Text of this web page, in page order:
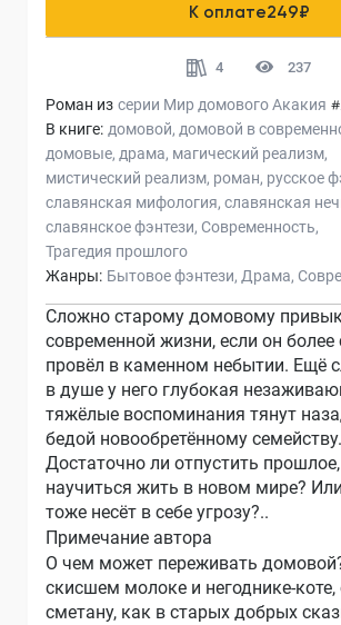
К оплате249₽
4 237
Роман из серии Мир домового Акакия
В книге: домовой домовой в
домовые драма магический реализм
мистический реализм роман русское
славянская мифология славянская
славянское фэнтези Современность
Трагедия прошлого
Жанры: Бытовое фэнтези Драма
Сложно старому домовому
современной жизни, если он более
провёл в каменном небытии. Ещё
в душе у него глубокая
тяжёлые воспоминания тянут
бедой новообретённому семейству.
Достаточно ли отпустить
научиться жить в новом мире?
тоже несёт в себе угрозу?..
Примечание автора
О чем может переживать
скисшем молоке и негоднике-
сметану, как в старых добрых